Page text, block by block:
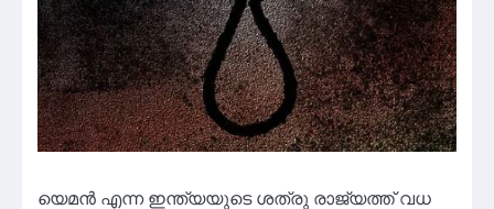
യെമൻ എന്ന ഇന്ത്യയുടെ ശത്രു രാജ്യത്ത് വധ